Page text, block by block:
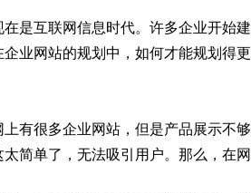
在是互联网信息时代。许多企业开始
企业网站的规划中，如何才能规划得
上有很多企业网站，但是产品展示不
太简单了，无法吸引用户。那么，在